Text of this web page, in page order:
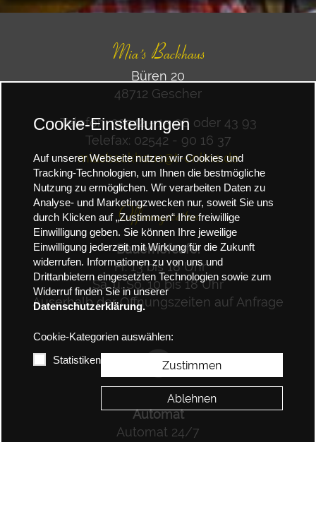
Mia´s Backhaus
Büren 20
48712 Gescher
Telefon: 02542 - 15 08 oder 43 93
Telefax: 02542 - 90 16 37
miasbackhaus@t-online.de
Öffnungszeiten
Bauerhofcafe:
Fr. 13 bis 18 Uhr
Sa. u. So. 10 bis 18 Uhr
Auserhalb der Öffnungszeiten auf Anfrage
Automat
Automat 24/7
Cookie-Einstellungen
Auf unserer Webseite nutzen wir Cookies und
Tracking-Technologien, um Ihnen die bestmögliche
Nutzung zu ermöglichen. Wir verarbeiten Daten zu
Analyse- und Marketingzwecken nur, soweit Sie uns
durch Klicken auf „Zustimmen“ Ihre freiwillige
Einwilligung geben. Sie können Ihre jeweilige
Einwilligung jederzeit mit Wirkung für die Zukunft
widerrufen. Informationen zu von uns und
Drittanbietern eingesetzten Technologien sowie zum
Widerruf finden Sie in unserer
Datenschutzerklärung.
Cookie-Kategorien auswählen:
Statistiken Zustimmen
Ablehnen